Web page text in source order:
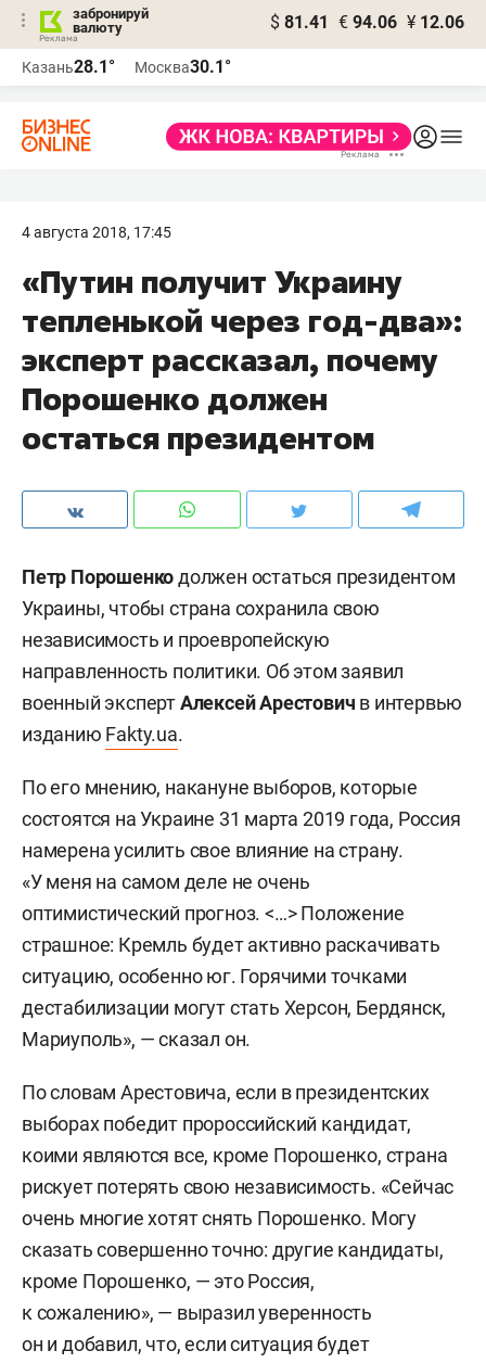
забронируй
валюту
$ 81.41 € 94.06 ¥ 12.06
Казань28.1° Москва30.1°
4 августа 2018, 17:45
«Путин получит Украину
тепленькой через год-два»:
эксперт рассказал, почему
Порошенко должен
остаться президентом
Петр Порошенкодолжен остаться президентом
Украины, чтобы страна сохранила свою
независимость и проевропейскую
направленность политики. Об этом заявил
военный экспертАлексей Арестович в интервью
изданию Fakty.ua.
По его мнению, накануне выборов, которые
состоятся на Украине 31 марта 2019 года, Россия
намерена усилить свое влияние на страну.
«У меня на самом деле не очень
оптимистический прогноз. <…> Положение
страшное: Кремль будет активно раскачивать
ситуацию, особенно юг. Горячими точками
дестабилизации могут стать Херсон, Бердянск,
Мариуполь», — сказал он.
По словам Арестовича, если в президентских
выборах победит пророссийский кандидат,
коими являются все, кроме Порошенко, страна
рискует потерять свою независимость. «Сейчас
очень многие хотят снять Порошенко. Могу
сказать совершенно точно: другие кандидаты,
кроме Порошенко, — это Россия,
к сожалению», — выразил уверенность
он и добавил, что, если ситуация будет